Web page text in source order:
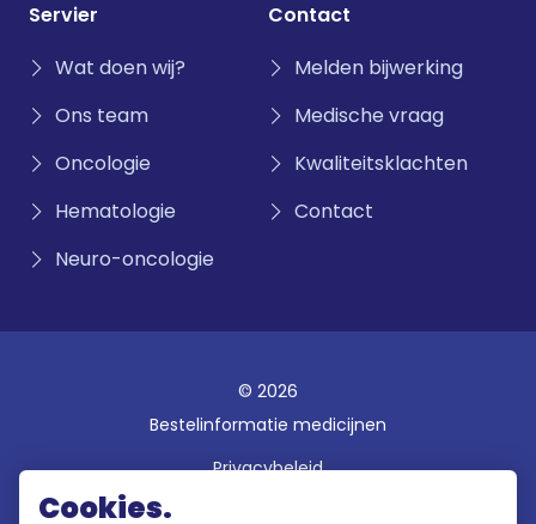
Servier
Wat doen wij?
Ons team
Oncologie
Hematologie
Neuro-oncologie
Contact
Melden bijwerking
Medische vraag
Kwaliteitsklachten
Contact
© 2026
Bestelinformatie medicijnen
Privacybeleid
Cookies.